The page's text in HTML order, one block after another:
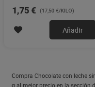
1,75 € (17,50 €/KILO)
Añadir
Compra Chocolate con leche
g al mejor precio en la sección